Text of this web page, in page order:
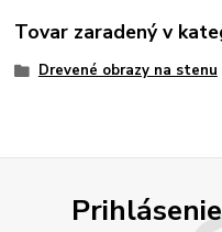
Tovar zaradený v
Drevené obrazy na stenu